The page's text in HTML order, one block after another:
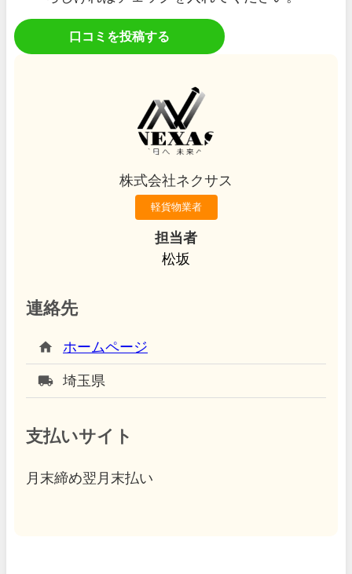
口コミを投稿する
株式会社ネクサス
軽貨物業者
担当者
松坂
連絡先
home ホームページ
local_shipping 埼玉県
支払いサイト
月末締め翌月末払い